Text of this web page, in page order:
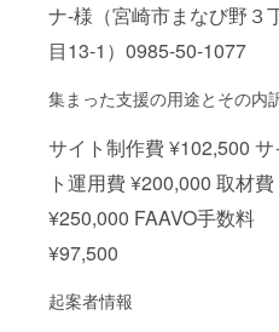
ナ-様（宮崎市まなび野３
目13-1）0985-50-1077
集まった支援の用途とその内
サイト制作費 ¥102,500 サ
ト運用費 ¥200,000 取材費
¥250,000 FAAVO手数料
¥97,500
起案者情報